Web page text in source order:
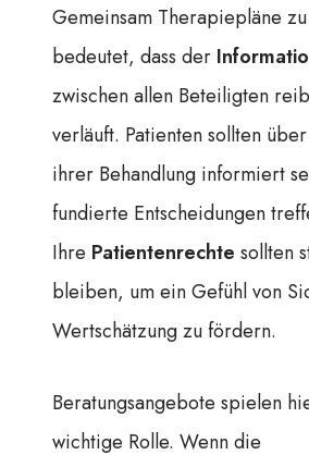
Gemeinsam Therapiepläne
bedeutet, dass der
zwischen allen Beteiligten
verläuft. Patienten sollten
ihrer Behandlung informiert
fundierte Entscheidungen
Ihre Patientenrechte sollten
bleiben, um ein Gefühl von
Wertschätzung zu fördern.
Beratungsangebote spielen
wichtige Rolle. Wenn die